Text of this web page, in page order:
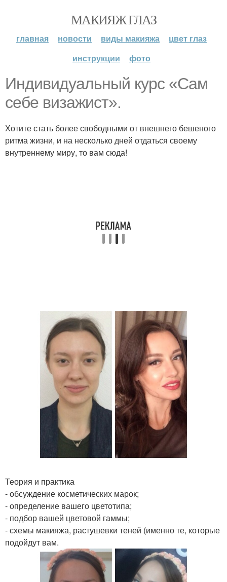
МАКИЯЖ ГЛАЗ
главная новости виды макияжа
цвет глаз
инструкции
фото
Индивидуальный курс «Сам
себе визажист».
Хотите стать более свободными от внешнего бешеного
ритма жизни, и на несколько дней отдаться своему
внутреннему миру, то вам сюда!
Теория и практика
- обсуждение косметических марок;
- определение вашего цветотипа;
- подбор вашей цветовой гаммы;
- схемы макияжа, растушевки теней (именно те, которые
подойдут вам.